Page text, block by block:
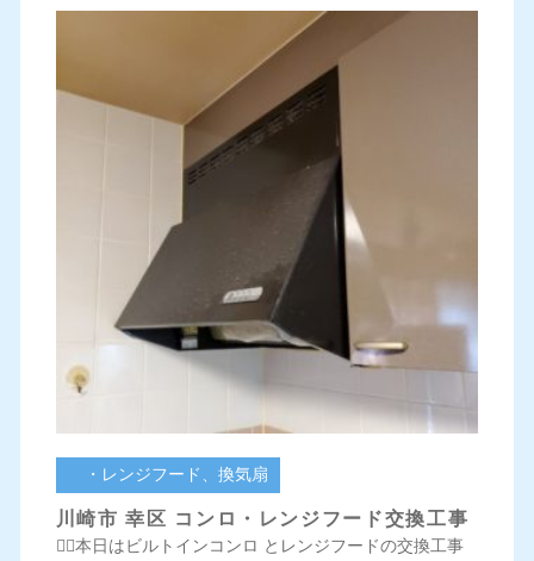
・レンジフード、換気扇
川崎市 幸区 コンロ・レンジフード交換工事
💁‍♀️本日はビルトインコンロ とレンジフードの交換工事